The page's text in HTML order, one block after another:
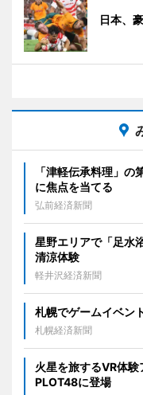
日本、
「津軽伝承料理」
に焦点を当てる
弘前経済新聞
星野エリアで「足水
清涼体験
軽井沢経済新聞
札幌でゲームイベン
札幌経済新聞
火星を旅するVR体
PLOT48に登場